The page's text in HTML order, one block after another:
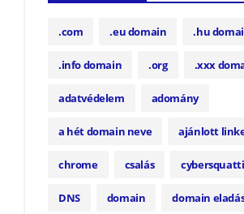
.com .eu domain .hu
.info domain .org .xxx
adatvédelem adomány
a hét domain neve ajánlott
chrome csalás
DNS domain domain